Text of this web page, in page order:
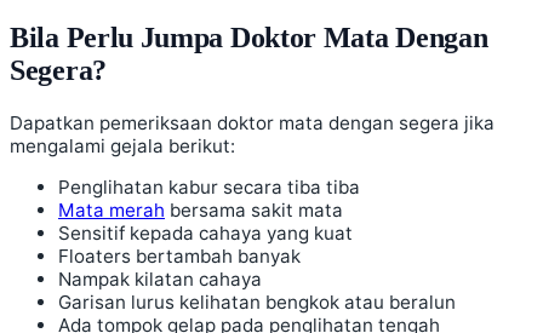
Bila Perlu Jumpa Doktor Mata Dengan
Segera?
Dapatkan pemeriksaan doktor mata dengan segera jika
mengalami gejala berikut:
Penglihatan kabur secara tiba tiba
Mata merah bersama sakit mata
Sensitif kepada cahaya yang kuat
Floaters bertambah banyak
Nampak kilatan cahaya
Garisan lurus kelihatan bengkok atau beralun
Ada tompok gelap pada penglihatan tengah